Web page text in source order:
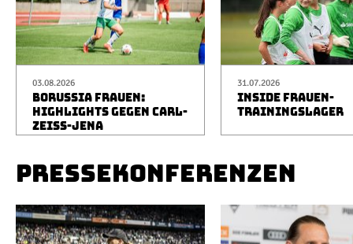
03.08.2026
BORUSSIA FRAUEN:
HIGHLIGHTS GEGEN CARL-
ZEISS-JENA
31.07.2026
INSIDE FRAUEN-
TRAININGSLAGER
PRESSEKONFERENZEN